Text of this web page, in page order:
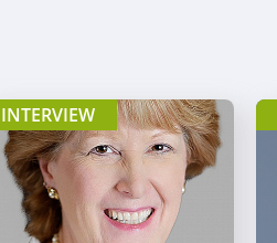
INTERVIEW